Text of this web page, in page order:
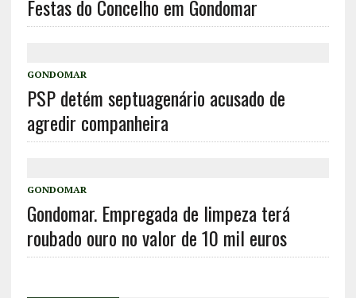
Festas do Concelho em Gondomar
GONDOMAR
PSP detém septuagenário acusado de
agredir companheira
GONDOMAR
Gondomar. Empregada de limpeza terá
roubado ouro no valor de 10 mil euros